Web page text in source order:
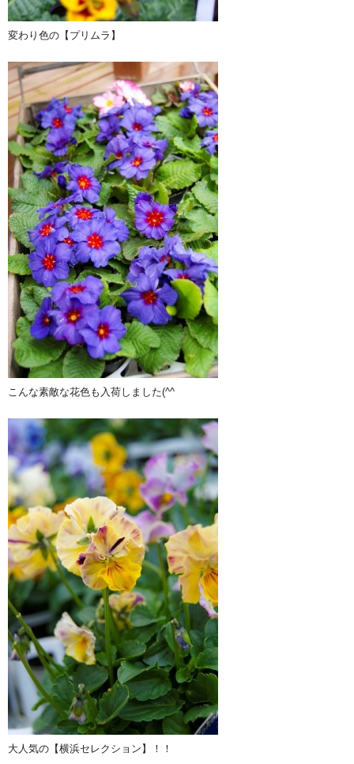
変わり色の【プリムラ】
こんな素敵な花色も入荷しました(^^ゞ
大人気の【横浜セレクション】！！